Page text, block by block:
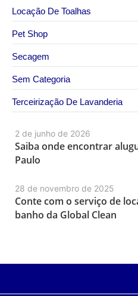
2 de junho de 2026
Saiba onde encontrar
Paulo
28 de novembro de 2025
Conte com o serviço de
banho da Global Clean
Locação De Toalhas
Pet Shop
Secagem
Sem Categoria
Terceirização De Lavanderia